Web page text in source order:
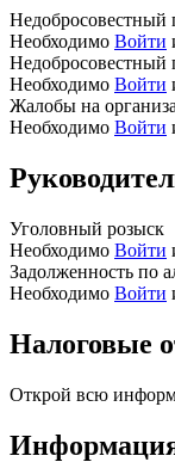
Недобросовестный
Необходимо Войти
Недобросовестный
Необходимо Войти
Жалобы на
Необходимо Войти
Уголовный розыск
Необходимо Войти
Задолженность по
Необходимо Войти
Налоговые
Открой всю